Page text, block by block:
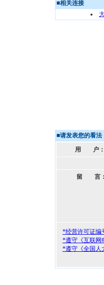
■相关连接
■请发表您的看法
用 户：
留 言：
*经营许可证编
*遵守《互联网
*遵守《全国人